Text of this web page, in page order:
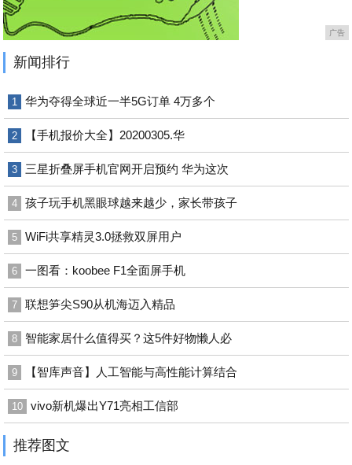
广告
新闻排行
1 华为夺得全球近一半5G订单 4万多个
2 【手机报价大全】20200305.华
3 三星折叠屏手机官网开启预约 华为这次
4 孩子玩手机黑眼球越来越少，家长带孩子
5 WiFi共享精灵3.0拯救双屏用户
6 一图看：koobee F1全面屏手机
7 联想笋尖S90从机海迈入精品
8 智能家居什么值得买？这5件好物懒人必
9 【智库声音】人工智能与高性能计算结合
10 vivo新机爆出Y71亮相工信部
推荐图文